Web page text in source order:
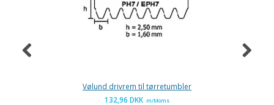
Vølund drivrem til tørretumbler
132,96 DKK m/Moms